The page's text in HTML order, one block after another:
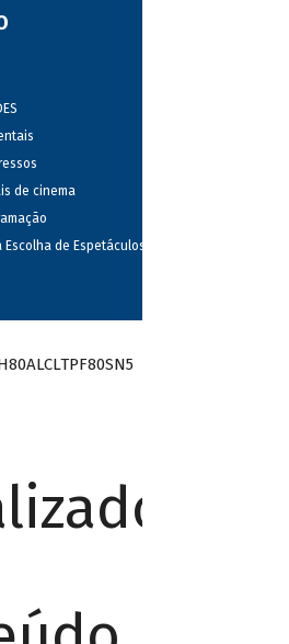
de cinema
de Espetáculos